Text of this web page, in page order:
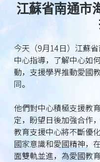
江蘇省南通市
今天（9月14日）江蘇
中心指導，了解中心如
動，支援學界推動愛國
同。
他們對中心積極支援教
定，盼望日後加強合作
教育支援中心將不斷優
國家意識和愛國精神，
面雙軌並進，為愛國教